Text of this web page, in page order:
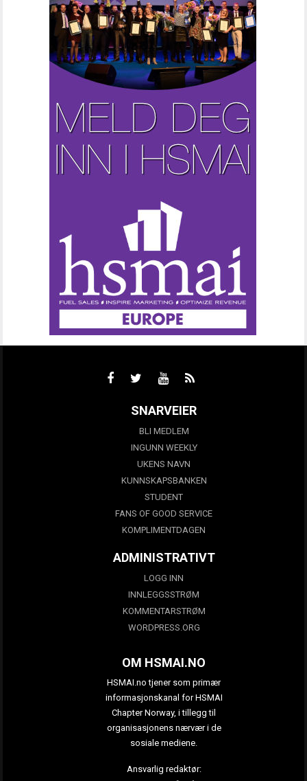
SNARVEIER
BLI MEDLEM
INGUNN WEEKLY
UKENS NAVN
KUNNSKAPSBANKEN
STUDENT
FANS OF GOOD SERVICE
KOMPLIMENTDAGEN
ADMINISTRATIVT
LOGG INN
INNLEGGSSTRØM
KOMMENTARSTRØM
WORDPRESS.ORG
OM HSMAI.NO
HSMAI.no tjener som primær
informasjonskanal for HSMAI
Chapter Norway, i tillegg til
organisasjonens nærvær i de
sosiale mediene.
Ansvarlig redaktør: